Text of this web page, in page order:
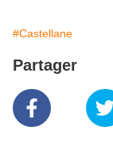
#Castellane
Partager